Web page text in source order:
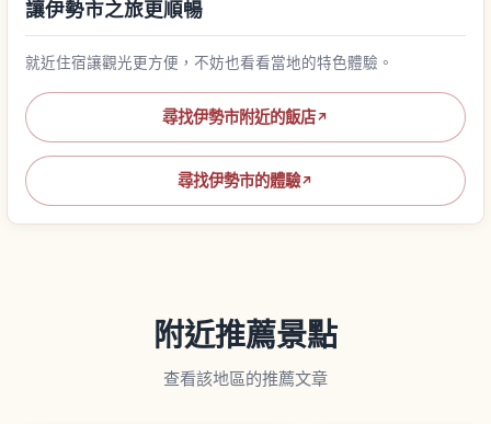
讓伊勢市之旅更順暢
就近住宿讓觀光更方便，不妨也看看當地的特色體驗。
尋找伊勢市附近的飯店↗
尋找伊勢市的體驗↗
附近推薦景點
查看該地區的推薦文章